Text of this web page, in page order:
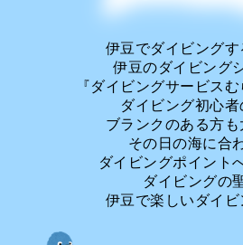
伊豆でダイビングす
伊豆のダイビング
『ダイビングサービスむ
ダイビング初心者
ブランクのある方も
その日の海に合
ダイビングポイント
ダイビングの
伊豆で楽しいダイビ